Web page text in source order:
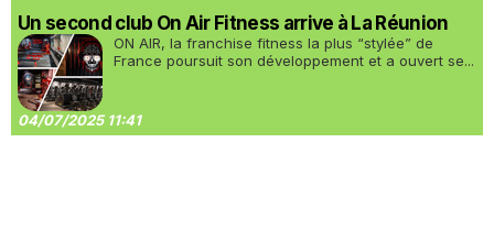
Un second club On Air Fitness arrive à La Réunion
ON AIR, la franchise fitness la plus “stylée” de
France poursuit son développement et a ouvert se...
04/07/2025 11:41